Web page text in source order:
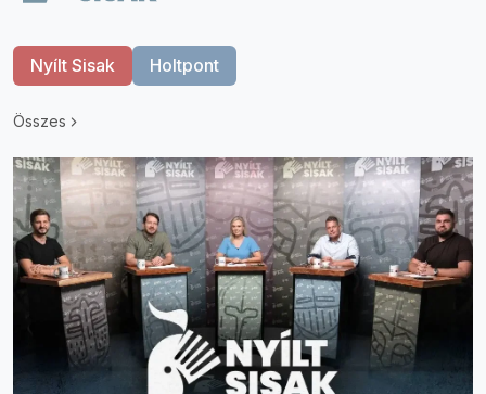
Nyílt Sisak Holtpont
Összes